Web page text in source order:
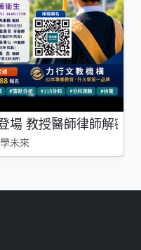
場 教授醫師律師解密
未來